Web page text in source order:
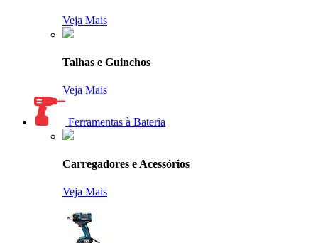
Veja Mais
Talhas e Guinchos
Veja Mais
Ferramentas à Bateria
Carregadores e Acessórios
Veja Mais